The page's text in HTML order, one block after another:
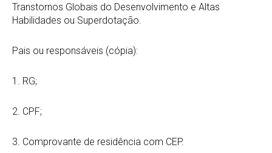
Transtornos Globais do Desenvolvimento e Altas
Habilidades ou Superdotação.
Pais ou responsáveis (cópia):
1. RG;
2. CPF;
3. Comprovante de residência com CEP.